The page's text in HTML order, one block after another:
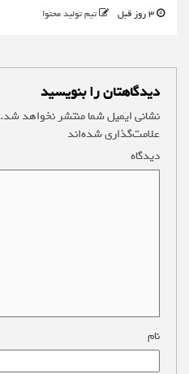
تیم تولید محتوا
دیدگاهتان را بنویسید
نشانی ایمیل شما منتشر نخواهد شد.
علامت‌گذاری شده‌اند
دیدگاه
نام